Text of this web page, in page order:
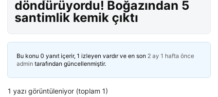
döndürüyordu! Boğazından 5
santimlik kemik çıktı
Bu konu 0 yanıt içerir, 1 izleyen vardır ve en son 2 ay 1 hafta önce
admin tarafından güncellenmiştir.
1 yazı görüntüleniyor (toplam 1)